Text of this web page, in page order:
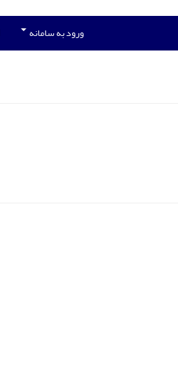
ورود به سامانه